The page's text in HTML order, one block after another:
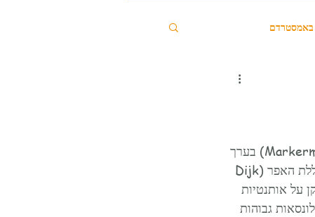
באמסטרדם
מרקן היא עיירה קטנה בחבל ארץ הנקרא ארץ המים השוכן על גדות ימת מרקרמייר (Markermeer) בערך
על אותנטיות
גבוהות